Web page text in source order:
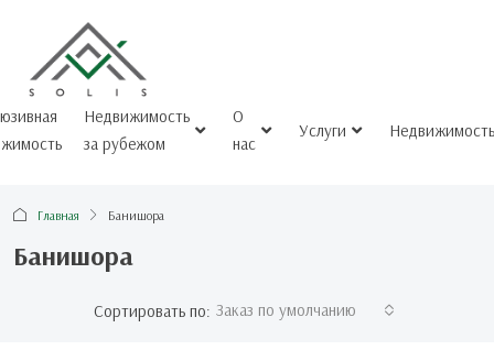
Недвижимость
за рубежом
О
нас
Услуги Недвижимость
Главная Банишора
Банишора
Сортировать по: Заказ по умолчанию